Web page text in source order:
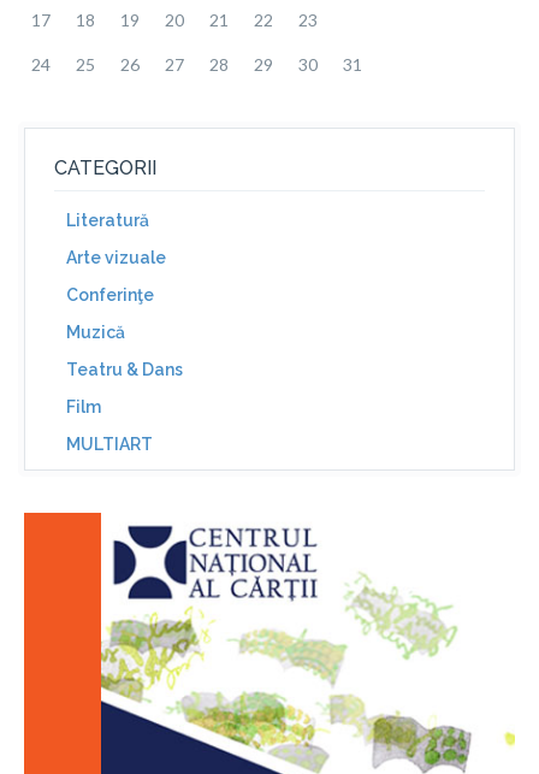
17 18 19 20 21 22 23
24 25 26 27 28 29 30 31
CATEGORII
Literatură
Arte vizuale
Conferinţe
Muzică
Teatru & Dans
Film
MULTIART